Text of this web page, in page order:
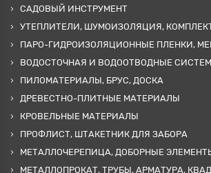
САДОВЫЙ ИНСТРУМЕНТ
УТЕПЛИТЕЛИ, ШУМОИЗОЛЯЦИЯ,
ПАРО-ГИДРОИЗОЛЯЦИОННЫЕ ПЛЕНКИ,
ВОДОСТОЧНАЯ И ВОДООТВОДНЫЕ
ПИЛОМАТЕРИАЛЫ, БРУС, ДОСКА
ДРЕВЕСТНО-ПЛИТНЫЕ МАТЕРИАЛЫ
КРОВЕЛЬНЫЕ МАТЕРИАЛЫ
ПРОФЛИСТ, ШТАКЕТНИК ДЛЯ ЗАБОРА
МЕТАЛЛОЧЕРЕПИЦА, ДОБОРНЫЕ
МЕТАЛЛОПРОКАТ, ТРУБЫ, АРМАТУРА,